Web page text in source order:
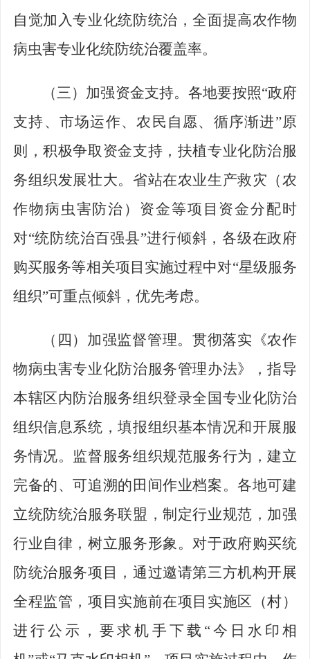
自觉加入专业化统防统治，全面提高农作物
病虫害专业化统防统治覆盖率。
（三）加强资金支持。各地要按照“政府
支持、市场运作、农民自愿、循序渐进”原
则，积极争取资金支持，扶植专业化防治服
务组织发展壮大。省站在农业生产救灾（农
作物病虫害防治）资金等项目资金分配时
对“统防统治百强县”进行倾斜，各级在政府
购买服务等相关项目实施过程中对“星级服务
组织”可重点倾斜，优先考虑。
（四）加强监督管理。 贯彻落实《农作
物病虫害专业化防治服务管理办法》，指导
本辖区内防治服务组织登录全国专业化防治
组织信息系统，填报组织基本情况和开展服
务情况。监督服务组织规范服务行为，建立
完备的、可追溯的田间作业档案。各地可建
立统防统治服务联盟，制定行业规范，加强
行业自律，树立服务形象。对于政府购买统
防统治服务项目，通过邀请第三方机构开展
全程监管，项目实施前在项目实施区（村）
进行公示，要求机手下载 “今日水印相